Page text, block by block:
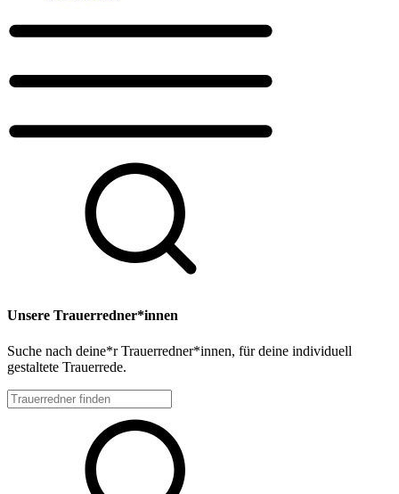
Unsere Trauerredner*innen
Suche nach deine*r Trauerredner*innen, für deine individuell
gestaltete Trauerrede.